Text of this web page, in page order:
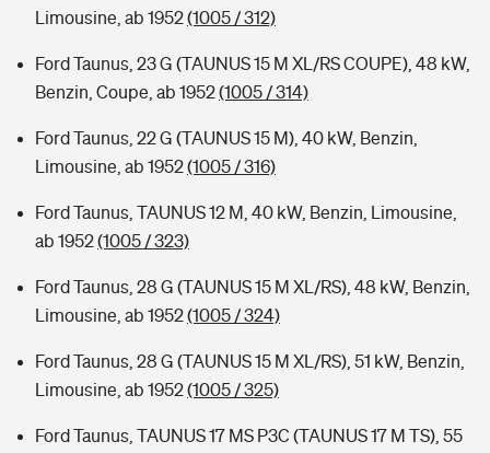
Limousine, ab 1952(1005 / 312)
Ford Taunus, 23 G (TAUNUS 15 M XL/RS COUPE), 48 kW,
Benzin, Coupe, ab 1952(1005 / 314)
Ford Taunus, 22 G (TAUNUS 15 M), 40 kW, Benzin,
Limousine, ab 1952(1005 / 316)
Ford Taunus, TAUNUS 12 M, 40 kW, Benzin, Limousine,
ab 1952(1005 / 323)
Ford Taunus, 28 G (TAUNUS 15 M XL/RS), 48 kW, Benzin,
Limousine, ab 1952(1005 / 324)
Ford Taunus, 28 G (TAUNUS 15 M XL/RS), 51 kW, Benzin,
Limousine, ab 1952(1005 / 325)
Ford Taunus, TAUNUS 17 MS P3C (TAUNUS 17 M TS), 55